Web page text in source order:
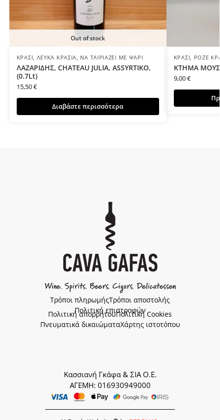
Out of stock
ΚΡΑΣΊ, ΛΕΥΚΆ ΚΡΑΣΙΆ, ΝΑ ΤΑΙΡΙΆΖΕΙ ΜΕ ΨΆΡΙ
ΛΑΖΑΡΙΔΗΣ, CHATEAU JULIA, ASSYRTIKO,
(0.7Lt)
15,50€
Διαβάστε περισσότερα
ΚΡΑΣΊ, ΡΟΖΈ
ΚΤΗΜΑ
9,00€
Τρόποι πληρωμήςΤρόποι αποστολής
Πολιτική επιστροφών
Πολιτική απορρήτουΠολιτική Cookies
Πνευματικά δικαιώματαΧάρτης ιστοτόπου
Κασσιανή Γκάφα & ΣΙΑ Ο.Ε.
ΑΓΕΜΗ: 016930949000